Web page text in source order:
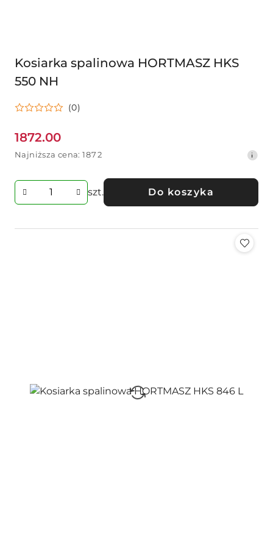
Kosiarka spalinowa HORTMASZ HKS
550 NH
(0)
Cena
promocyjna:
1872.00
Najniższa
dni
Najniższa cena: 1872
szt. Do koszyka